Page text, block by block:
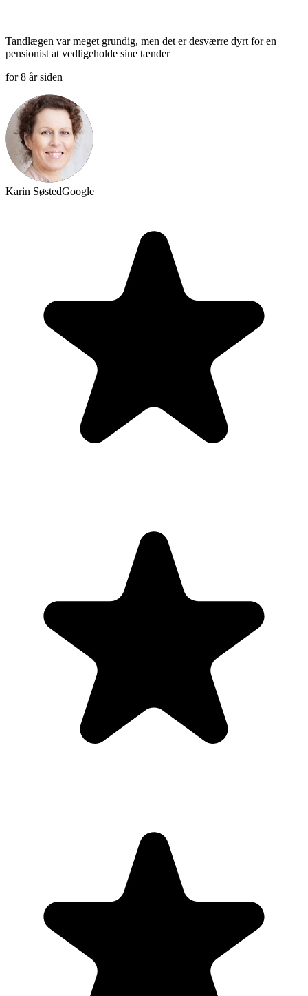
Tandlægen var meget grundig, men det er desværre dyrt for en
pensionist at vedligeholde sine tænder
for 8 år siden
Karin SøstedGoogle